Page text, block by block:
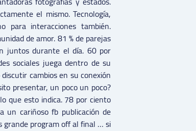
el mismo. Tecnología,
para interacciones también.
de amor. 81 % de parejas
juntos durante el día. 60 por
sociales juega dentro de su
cambios en su conexión
presentar, un poco un poco?
que esto indica. 78 por ciento
un cariñoso fb publicación de
grande program off al final … si